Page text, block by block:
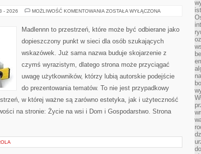
- 2026 MOŻLIWOŚĆ KOMENTOWANIA TRADYCJE
ZOSTAŁA WYŁĄCZONA
Madlennn to przestrzeń, które może być odbierane jako
dopieszczony punkt w sieci dla osób szukających
wskazówek. Już sama nazwa buduje skojarzenie z
czymś wyrazistym, dlatego strona może przyciągać
uwagę użytkowników, którzy lubią autorskie podejście
do prezentowania tematów. To nie jest przypadkowy
w której ważne są zarówno estetyka, jak i użyteczność
na stronie: Życie na wsi i Dom i Gospodarstwo. Strona